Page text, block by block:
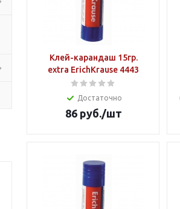
Клей-карандаш 15гр.
extra ErichKrause 4443
Достаточно
86руб./шт